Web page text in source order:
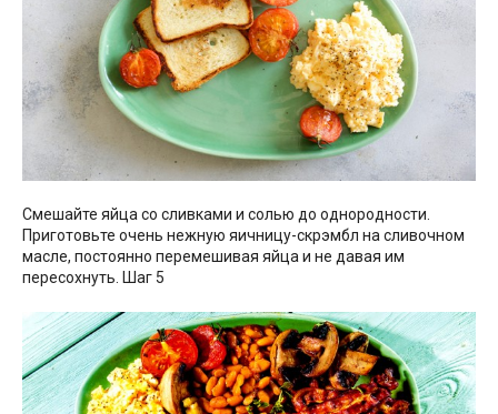
Смешайте яйца со сливками и солью до однородности.
Приготовьте очень нежную яичницу-скрэмбл на сливочном
масле, постоянно перемешивая яйца и не давая им
пересохнуть. Шаг 5